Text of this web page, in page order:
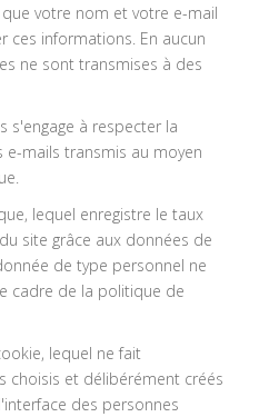
votre nom et votre e-mail
ces informations. En aucun
ne sont transmises à des
s'engage à respecter la
mails transmis au moyen
lequel enregistre le taux
site grâce aux données de
de type personnel ne
cadre de la politique de
lequel ne fait
choisis et délibérément créés
des personnes